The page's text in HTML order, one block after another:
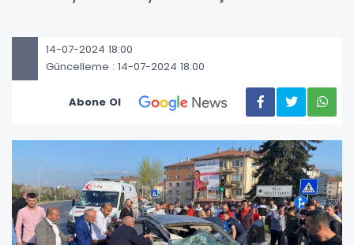
14-07-2024 18:00
Güncelleme : 14-07-2024 18:00
Abone Ol